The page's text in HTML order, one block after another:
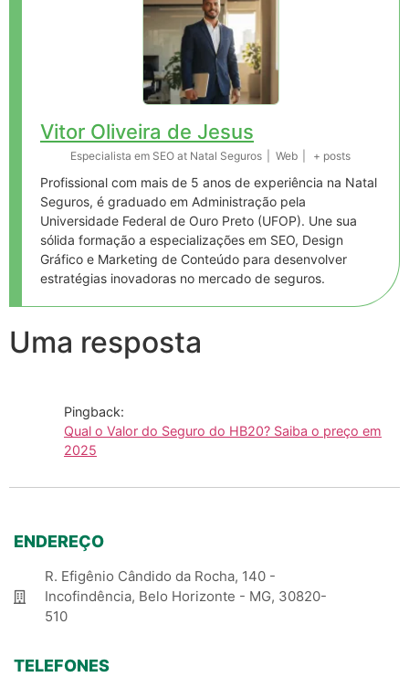
Vitor Oliveira de Jesus
Especialista em SEO at Natal Seguros Web + posts
Profissional com mais de 5 anos de experiência na Natal
Seguros, é graduado em Administração pela
Universidade Federal de Ouro Preto (UFOP). Une sua
sólida formação a especializações em SEO, Design
Gráfico e Marketing de Conteúdo para desenvolver
estratégias inovadoras no mercado de seguros.
Uma resposta
Pingback:
Qual o Valor do Seguro do HB20? Saiba o preço em
2025
ENDEREÇO
R. Efigênio Cândido da Rocha, 140 -
Incofindência, Belo Horizonte - MG, 30820-
510
TELEFONES